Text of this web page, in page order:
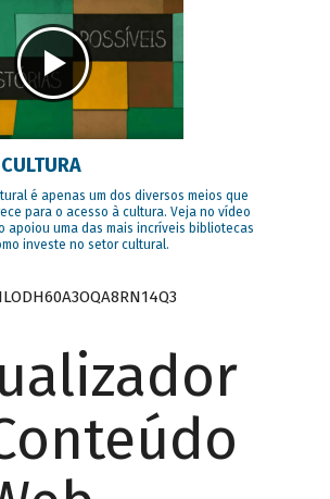
é apenas um dos diversos meios que
para o acesso à cultura. Veja no vídeo
apoiou uma das mais incríveis bibliotecas
investe no setor cultural.